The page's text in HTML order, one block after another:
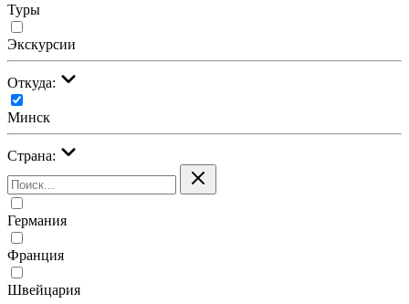
Туры
Экскурсии
Откуда:
Минск
Страна:
Германия
Франция
Швейцария